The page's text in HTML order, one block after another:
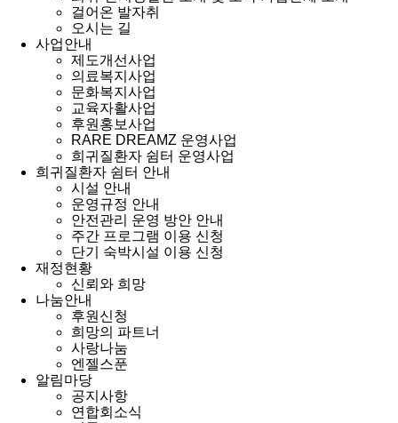
걸어온 발자취
오시는 길
사업안내
제도개선사업
의료복지사업
문화복지사업
교육자활사업
후원홍보사업
RARE DREAMZ 운영사업
희귀질환자 쉼터 운영사업
희귀질환자 쉼터 안내
시설 안내
운영규정 안내
안전관리 운영 방안 안내
주간 프로그램 이용 신청
단기 숙박시설 이용 신청
재정현황
신뢰와 희망
나눔안내
후원신청
희망의 파트너
사랑나눔
엔젤스푼
알림마당
공지사항
연합회소식